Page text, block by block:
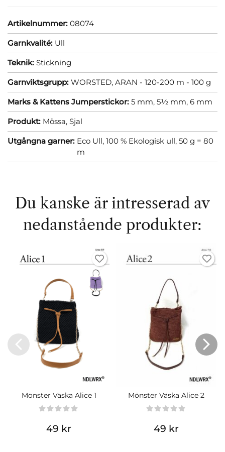
Artikelnummer: 08074
Garnkvalité: Ull
Teknik: Stickning
Garnviktsgrupp: WORSTED, ARAN - 120-200 m - 100 g
Marks & Kattens Jumperstickor: 5 mm, 5½ mm, 6 mm
Produkt: Mössa, Sjal
Utgångna garner: Eco Ull, 100 % Ekologisk ull, 50 g = 80
m
Du kanske är intresserad av
nedanstående produkter:
Mönster Väska Alice 1
49 kr
Mönster Väska Alice 2
49 kr